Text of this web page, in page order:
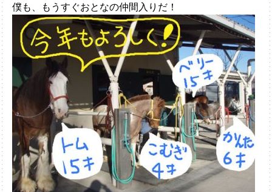
僕も、もうすぐおとなの仲間入りだ！